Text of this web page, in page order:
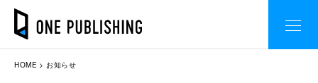
HOME お知らせ